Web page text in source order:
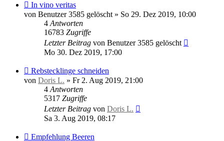
In vino veritas
von Benutzer 3585 gelöscht » So 29. Dez 2019, 10:00
4 Antworten
16783 Zugriffe
Letzter Beitrag von Benutzer 3585 gelöscht
Mo 30. Dez 2019, 17:00
Rebstecklinge schneiden
von Doris L. » Fr 2. Aug 2019, 21:00
4 Antworten
5317 Zugriffe
Letzter Beitrag von Doris L.
Sa 3. Aug 2019, 08:17
Empfehlung Beeren